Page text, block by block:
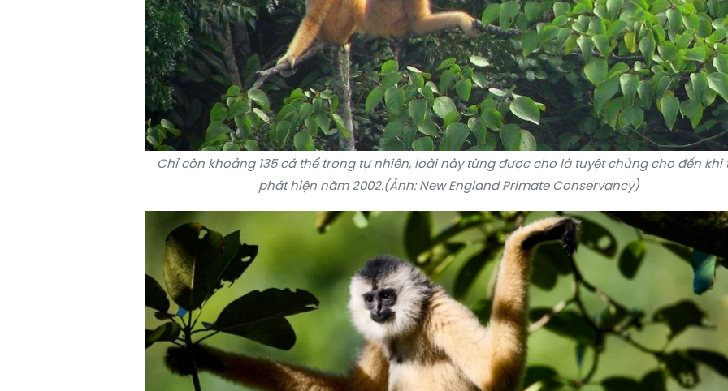
Chỉ còn khoảng 135 cá thể trong tự nhiên, loài này từng được cho là tuyệt chủng cho đến khi
phát hiện năm 2002.(Ảnh: New England Primate Conservancy)